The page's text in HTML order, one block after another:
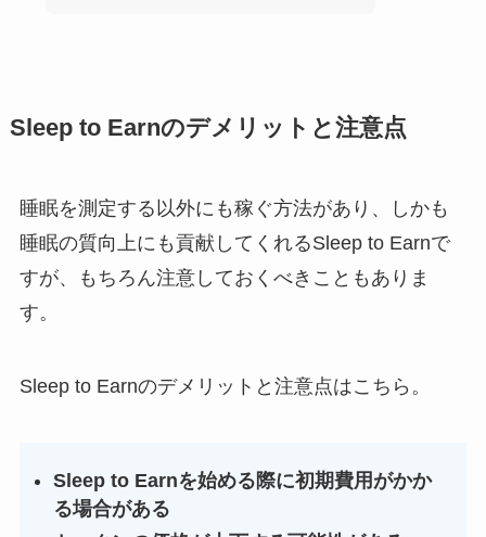
Sleep to Earnのデメリットと注意点
睡眠を測定する以外にも稼ぐ方法があり、しかも
睡眠の質向上にも貢献してくれるSleep to Earnで
すが、もちろん注意しておくべきこともありま
す。
Sleep to Earnのデメリットと注意点はこちら。
Sleep to Earnを始める際に初期費用がかか
る場合がある